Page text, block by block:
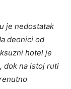
je nedostatak
deonici od
hotel je
dok na istoj ruti